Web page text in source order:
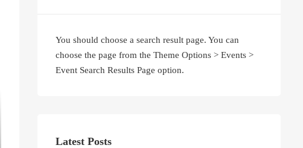
You should choose a search result page. You can
choose the page from the Theme Options > Events >
Event Search Results Page option.
Latest Posts